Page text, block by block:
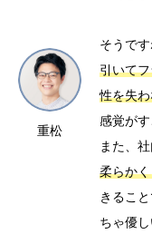
重松
そうです
引いて
性を失
感覚がす
また、
柔らか
きるこ
ちゃ優し